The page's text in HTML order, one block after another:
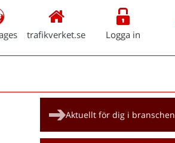
trafikverket.se Logga in
Aktuellt för dig i branschen